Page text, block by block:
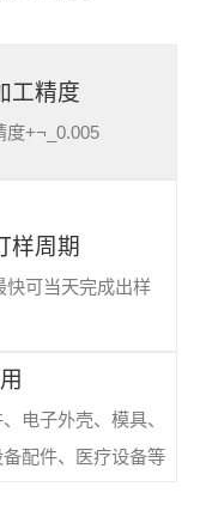
工精度
度+¬_0.005
样周期
快可当天完成出样
电子外壳、模具、
备配件、医疗设备等